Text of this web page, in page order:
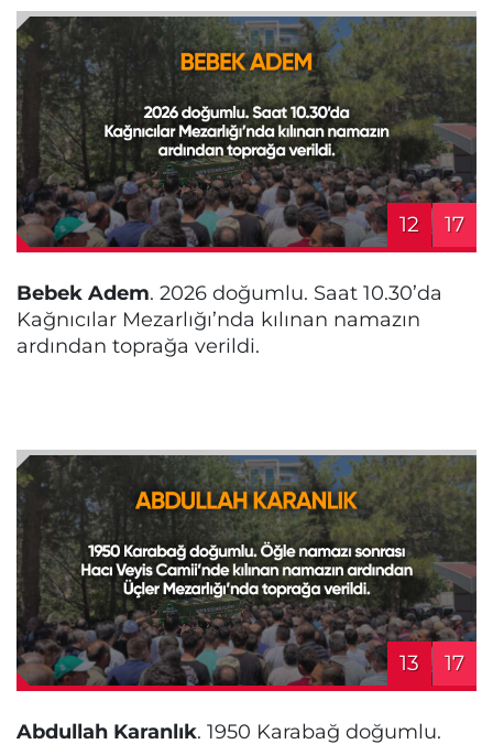
12 17
Bebek Adem. 2026 doğumlu. Saat 10.30’da
Kağnıcılar Mezarlığı’nda kılınan namazın
ardından toprağa verildi.
13 17
Abdullah Karanlık. 1950 Karabağ doğumlu.